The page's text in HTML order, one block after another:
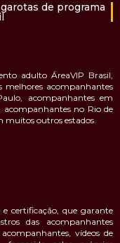
Gaby Mattos
Ayla Delicinha
Madu
de programa